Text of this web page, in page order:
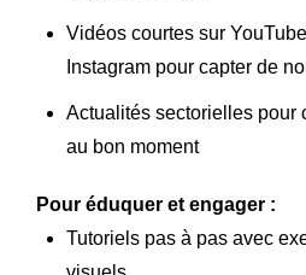
Vidéos courtes sur
Instagram pour capter de
Actualités sectorielles pour
au bon moment
Pour éduquer et engager :
Tutoriels pas à pas avec